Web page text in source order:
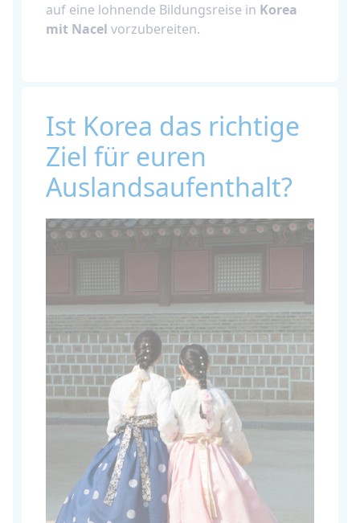
auf eine lohnende Bildungsreise in Korea
mit Nacel vorzubereiten.
Ist Korea das richtige
Ziel für euren
Auslandsaufenthalt?